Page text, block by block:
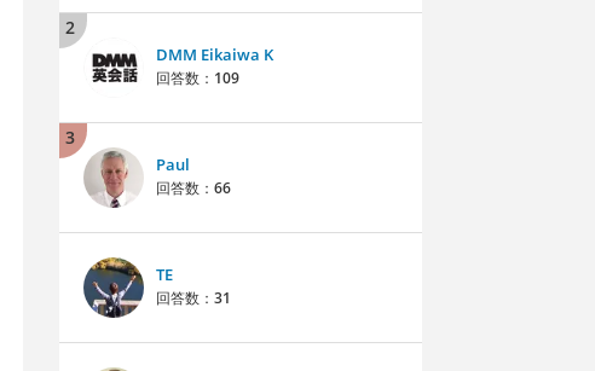
2
DMM Eikaiwa K
回答数： 109
3
Paul
回答数： 66
TE
回答数： 31